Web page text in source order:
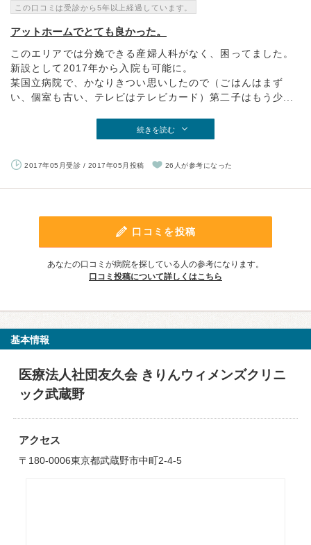
この口コミは受診から5年以上経過しています。
アットホームでとても良かった。
このエリアでは分娩できる産婦人科がなく、困ってました。
新設として2017年から入院も可能に。
某国立病院で、かなりきつい思いしたので（ごはんはまず
い、個室も古い、テレビはテレビカード）第二子はもう少...
続きを読む
2017年05月受診 / 2017年05月投稿 26人が参考になった
口コミを投稿
あなたの口コミが病院を探している人の参考になります。
口コミ投稿について詳しくはこちら
基本情報
医療法人社団友久会 きりんウィメンズクリニ
ック武蔵野
アクセス
〒180-0006東京都武蔵野市中町2-4-5